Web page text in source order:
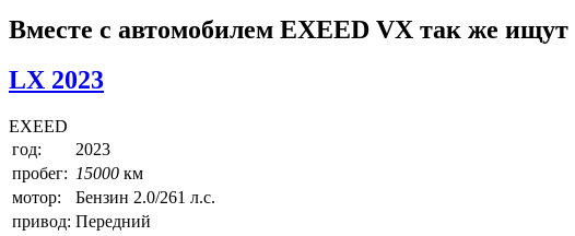
Вместе с автомобилем EXEED VX так же ищут
LX 2023
EXEED
год:
2023
пробег: 15000 км
мотор:
Бензин 2.0/261 л.с.
привод: Передний